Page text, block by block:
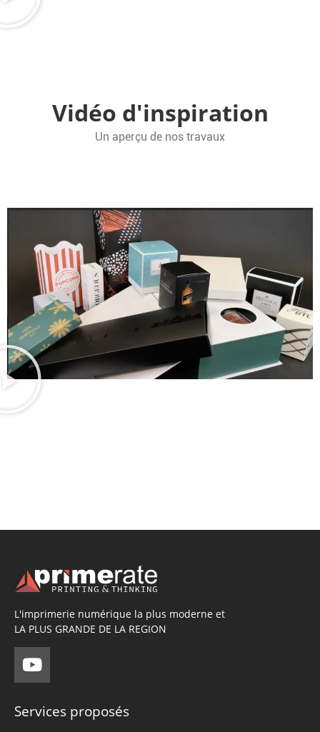
Vidéo d'inspiration
Un aperçu de nos travaux
L'imprimerie numérique la plus moderne et
LA PLUS GRANDE DE LA REGION
Services proposés